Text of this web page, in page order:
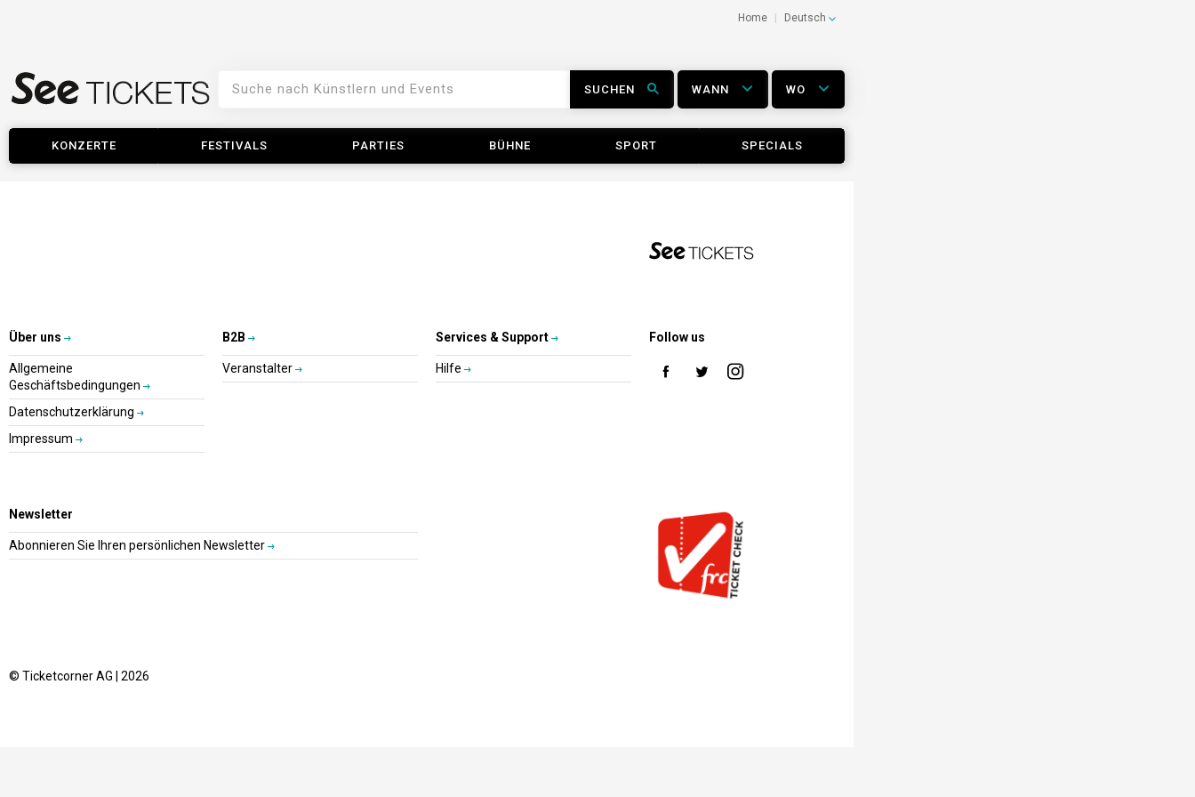
Home Deutsch
SUCHEN WANN WO
KONZERTE FESTIVALS PARTIES BÜHNE SPORT SPECIALS
Über uns
Allgemeine
Geschäftsbedingungen
Datenschutzerklärung
Impressum
B2B
Veranstalter
Services & Support
Hilfe
Follow us
Newsletter
Abonnieren Sie Ihren persönlichen Newsletter
© Ticketcorner AG | 2026